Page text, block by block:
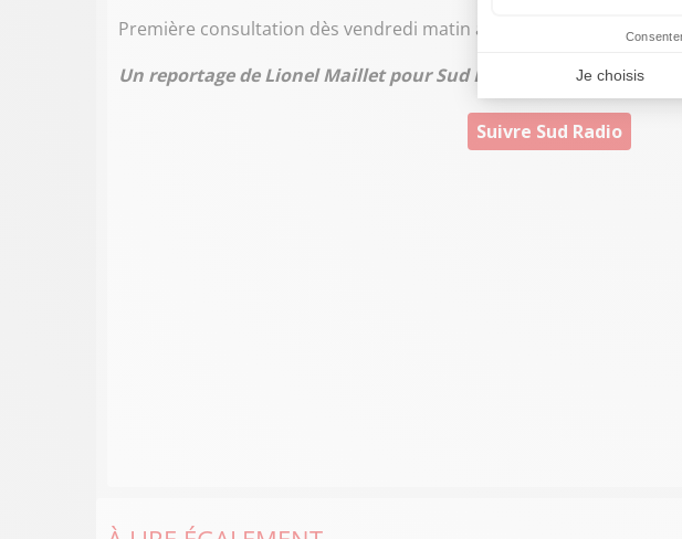
Première consultation dès vendredi matin à la maison de l’avocat,
Un reportage de Lionel Maillet pour Sud Radio
Suivre Sud Radio